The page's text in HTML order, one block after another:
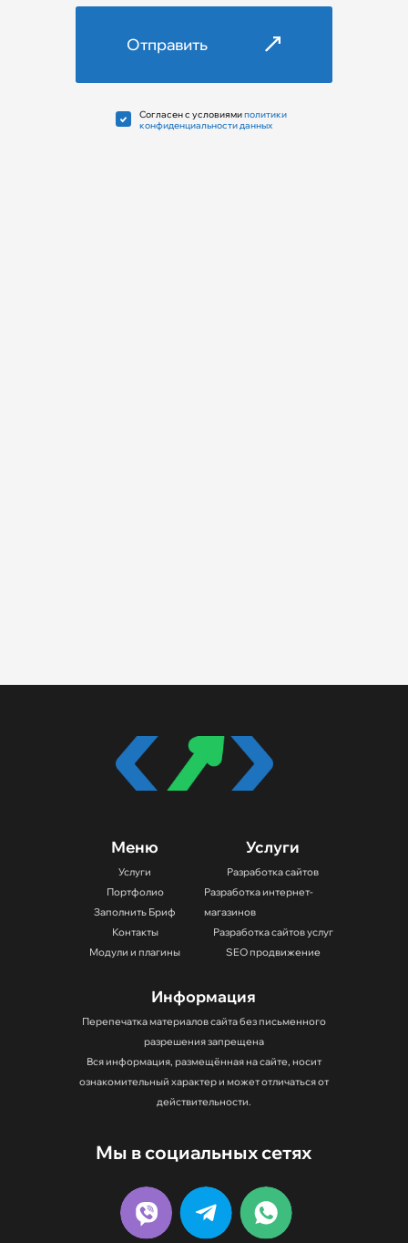
Отправить
Cогласен с условиямиполитики
конфиденциальности данных
Мы в социальных сетях
Меню
Услуги
Портфолио
Заполнить Бриф
Контакты
Модули и плагины
Услуги
Разработка сайтов
Разработка интернет-
магазинов
Разработка сайтов услуг
SEO продвижение
Информация
Перепечатка материалов сайта без письменного
разрешения запрещена
Вся информация, размещённая на сайте, носит
ознакомительный характер и может отличаться от
действительности.